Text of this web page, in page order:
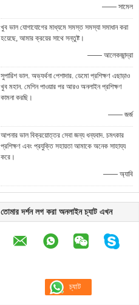
—— সামেল
খুব ভাল যোগাযোগের মাধ্যমে সমস্ত সমস্যা সমাধান করা
হয়েছে, আমার ক্রয়ের সাথে সন্তুষ্ট।
—— আলেকজান্দ্রা
সুপারিশ ভাল. অভ্যর্থনা পেশাদার. ডেমো প্রশিক্ষণ এছাড়াও
খুব মহান. মেশিন পাওয়ার পর আরও অনলাইন প্রশিক্ষণ
কামনা করছি।
—— জর্জ
আপনার ভাল বিক্রয়োত্তর সেবা জন্য ধন্যবাদ. চমৎকার
প্রশিক্ষণ এবং প্রযুক্তি সহায়তা আমাকে অনেক সাহায্য
করে।
—— অ্যাবি
তোমার দর্শন লগ করা অনলাইন চ্যাট এখন